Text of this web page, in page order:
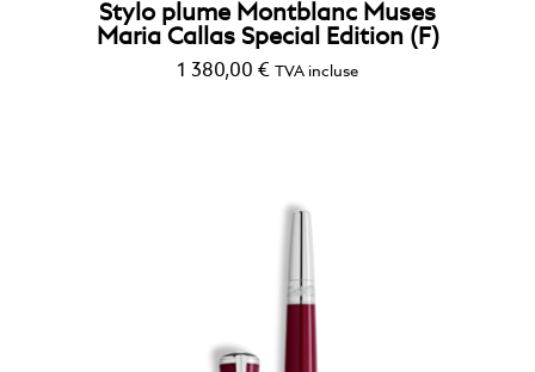
Stylo plume Montblanc Muses
Maria Callas Special Edition (F)
1 380,00 € TVA incluse